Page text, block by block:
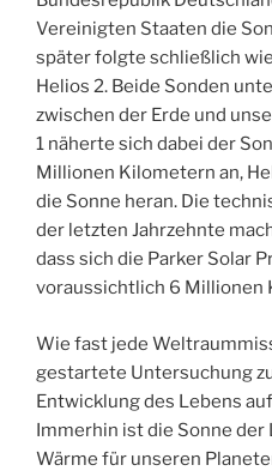
Vereinigten Staaten die
später folgte schließlich
Helios 2. Beide Sonden
zwischen der Erde und
1 näherte sich dabei der
Millionen Kilometern an,
die Sonne heran. Die
der letzten Jahrzehnte
dass sich die Parker Solar
voraussichtlich 6 Millionen
Wie fast jede
gestartete Untersuchung
Entwicklung des Lebens
Immerhin ist die Sonne
Wärme für unseren